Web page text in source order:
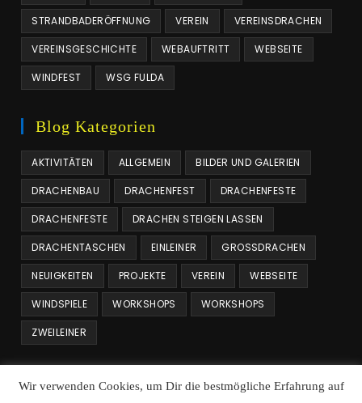
STRANDBADERÖFFNUNG VEREIN VEREINSDRACHEN
VEREINSGESCHICHTE WEBAUFTRITT WEBSEITE
WINDFEST WSG FULDA
Blog Kategorien
AKTIVITÄTEN ALLGEMEIN BILDER UND GALERIEN
DRACHENBAU DRACHENFEST DRACHENFESTE
DRACHENFESTE DRACHEN STEIGEN LASSEN
DRACHENTASCHEN EINLEINER GROSSDRACHEN
NEUIGKEITEN PROJEKTE VEREIN WEBSEITE
WINDSPIELE WORKSHOPS WORKSHOPS
ZWEILEINER
Beitrags Archiv
Wir verwenden Cookies, um Dir die bestmögliche Erfahrung auf